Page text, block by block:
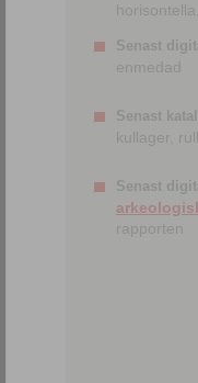
Senast
enmedad
Senast
kullager,
Senast
rapporten